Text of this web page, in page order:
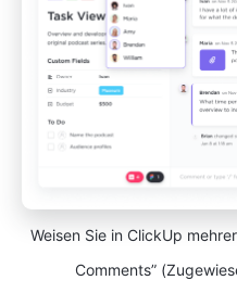
Weisen Sie in ClickUp
Comments”